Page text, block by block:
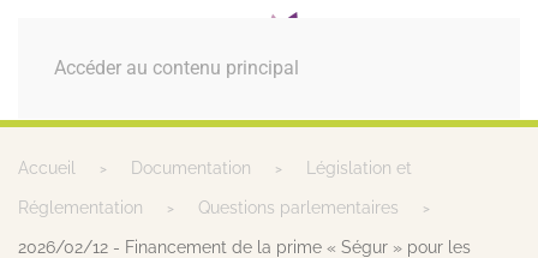
Accéder au contenu principal
MENU
Accueil Documentation Législation et
Réglementation Questions parlementaires
2026/02/12 - Financement de la prime « Ségur » pour les